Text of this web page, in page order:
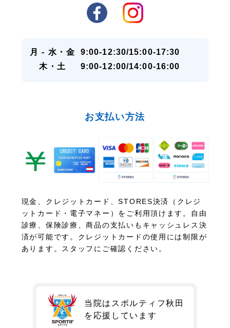
月 - 水・金
9:00-12:30/15:00-17:30
木・土
9:00-12:00/14:00-16:00
お支払い方法
現金、クレジットカード、STORES決済（クレジ
ットカード・電子マネー）をご利用頂けます。自由
診療、保険診療、商品の支払いもキャッシュレス決
済が可能です。クレジットカードの使用には制限が
あります。スタッフにご確認ください。
当院はスポルティフ秋田
を 応援しています